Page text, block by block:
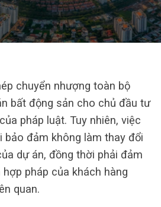
chuyển nhượng toàn bộ
bất động sản cho chủ đầu tư
pháp luật. Tuy nhiên, việc
bảo đảm không làm thay đổi
dự án, đồng thời phải đảm
pháp của khách hàng
quan.